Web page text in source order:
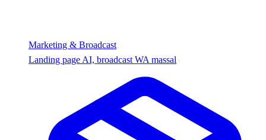
Marketing & Broadcast
Landing page AI, broadcast WA massal